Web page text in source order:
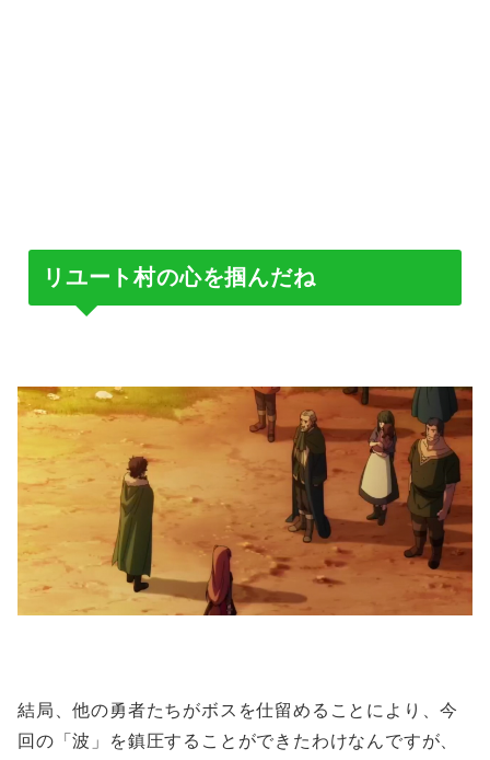
リユート村の心を掴んだね
結局、他の勇者たちがボスを仕留めることにより、今
回の「波」を鎮圧することができたわけなんですが、